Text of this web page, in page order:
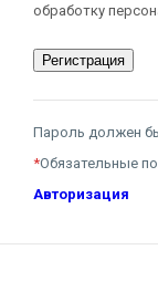
обработку
Пароль должен
*Обязательные
Авторизация